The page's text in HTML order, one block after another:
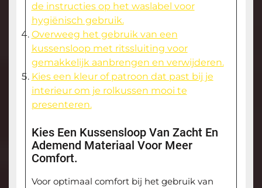
de instructies op het waslabel voor
hygiënisch gebruik.
Overweeg het gebruik van een
kussensloop met ritssluiting voor
gemakkelijk aanbrengen en verwijderen.
Kies een kleur of patroon dat past bij je
interieur om je rolkussen mooi te
presenteren.
Kies Een Kussensloop Van Zacht En
Ademend Materiaal Voor Meer
Comfort.
Voor optimaal comfort bij het gebruik van